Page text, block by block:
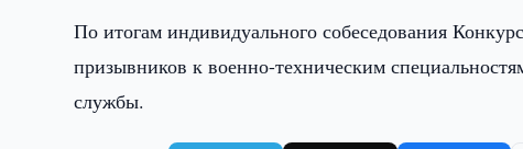
По итогам индивидуального собеседования
призывников к военно-техническим
службы.